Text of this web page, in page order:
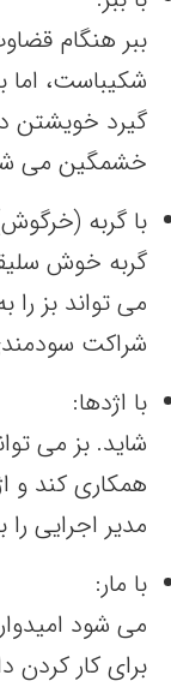
ببر هنگام
شکیباست، اما
گیرد خویشتن
خشمگین می
با گربه
گربه خوش
می تواند بز را
شراکت
با اژدها:
شاید. بز می
همکاری کند و
مدیر اجرایی
با مار:
می شود
برای کار کردن